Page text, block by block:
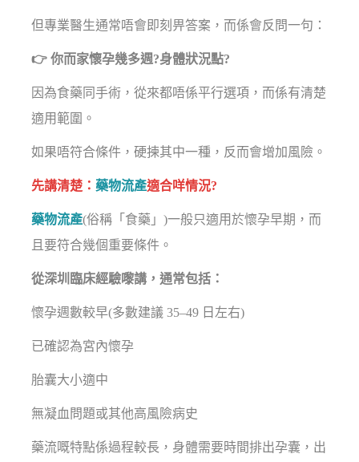
但專業醫生通常唔會即刻畀答案，而係會反問一句：
👉 你而家懷孕幾多週?身體狀況點?
因為食藥同手術，從來都唔係平行選項，而係有清楚
適用範圍。
如果唔符合條件，硬揀其中一種，反而會增加風險。
先講清楚： 藥物流產適合咩情況?
藥物流產(俗稱「食藥」)一般只適用於懷孕早期，而
且要符合幾個重要條件。
從深圳臨床經驗嚟講，通常包括：
懷孕週數較早(多數建議 35–49 日左右)
已確認為宮內懷孕
胎囊大小適中
無凝血問題或其他高風險病史
藥流嘅特點係過程較長，身體需要時間排出孕囊，出